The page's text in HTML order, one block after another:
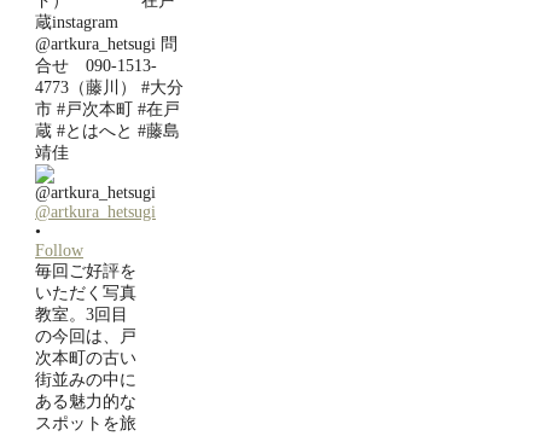
@artkura_hetsugi
•
Follow
毎回ご好評を
いただく写真
教室。3回目
の今回は、戸
次本町の古い
街並みの中に
ある魅力的な
スポットを旅